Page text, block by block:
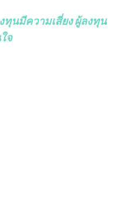
ทุนมีความเสี่ยง ผู้ลงทุน
จ